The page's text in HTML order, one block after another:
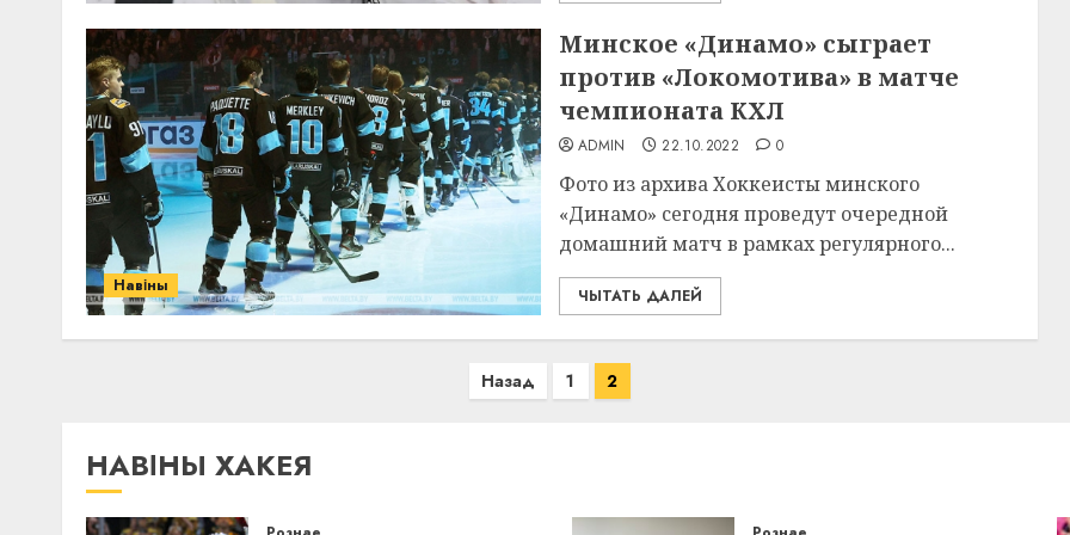
Навіны
Минское «Динамо» сыграет
против «Локомотива» в матче
чемпионата КХЛ
ADMIN 22.10.2022 0
Фото из архива Хоккеисты минского
«Динамо» сегодня проведут очередной
домашний матч в рамках регулярного...
ЧЫТАТЬ ДАЛЕЙ
Назад 1 2
НАВІНЫ ХАКЕЯ